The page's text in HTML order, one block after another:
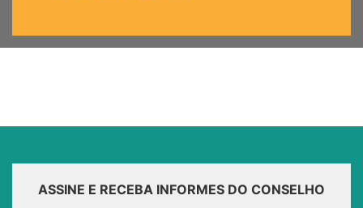
ASSINE E RECEBA INFORMES DO CONSELHO